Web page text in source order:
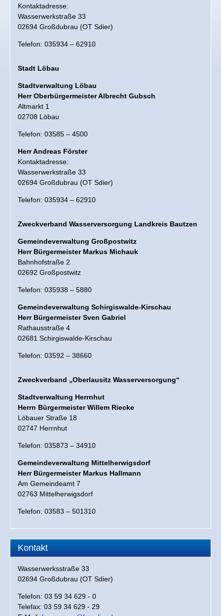
Verbrauch
Kontaktadresse:
Wasserwerkstraße 33
02694 Großdubrau (OT Sdier)
Telefon: 035934 – 62910
Stadt Löbau
Stadtverwaltung Löbau
Herr Oberbürgermeister Albrecht Gubsch
Altmarkt 1
02708 Löbau
Telefon: 03585 – 4500
Herr Andreas Förster
Kontaktadresse:
Wasserwerkstraße 33
02694 Großdubrau (OT Sdier)
Telefon: 035934 – 62910
Zweckverband Wasserversorgung Landkreis Bautzen
Gemeindeverwaltung Großpostwitz
Herr Bürgermeister Markus Michauk
Bahnhofstraße 2
02692 Großpostwitz
Telefon: 035938 – 5880
Gemeindeverwaltung Schirgiswalde-Kirschau
Herr Bürgermeister Sven Gabriel
Rathausstraße 4
02681 Schirgiswalde-Kirschau
Telefon: 03592 – 38660
Zweckverband „Oberlausitz Wasserversorgung“
Stadtverwaltung Herrnhut
Herrn Bürgermeister Willem Riecke
Löbauer Straße 18
02747 Herrnhut
Telefon: 035873 – 34910
Gemeindeverwaltung Mittelherwigsdorf
Herr Bürgermeister Markus Hallmann
Am Gemeindeamt 7
02763 Mittelherwigsdorf
Telefon: 03583 – 501310
Kontakt
Wasserwerksstraße 33
02694 Großdubrau (OT Sdier)
Telefon: 03 59 34 629 - 0
Telefax: 03 59 34 629 - 29